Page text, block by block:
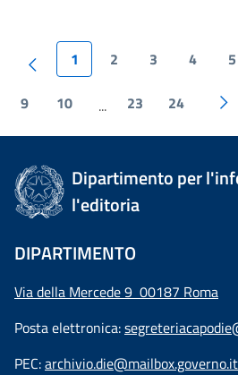
1 2 3 4 5
9 10 ... 23 24
Dipartimento per
l'editoria
DIPARTIMENTO
Via della Mercede 9 00187 Roma
Posta elettronica:
PEC:archivio.die@mailbox.governo.it